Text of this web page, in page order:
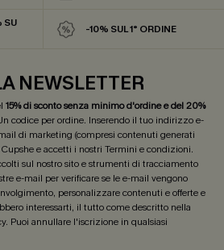
SU
-10% SUL 1° ORDINE
NEWSLETTER
15% di sconto senza minimo d'ordine e del 20%
codice per ordine. Inserendo il tuo indirizzo e-
di marketing (compresi contenuti generati
e accetti i nostri Termini e condizioni.
sul nostro sito e strumenti di tracciamento
e-mail per verificare se le e-mail vengono
personalizzare contenuti e offerte e
interessarti, il tutto come descritto nella
. Puoi annullare l'iscrizione in qualsiasi